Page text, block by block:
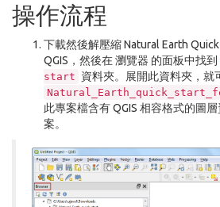
操作流程
下載然後解壓縮 Natural Earth
QGIS，然後在瀏覽器 的面板中找到
start 資料夾。展開此資料夾，就
此專案檔含有 QGIS 相容格式的圖
案。